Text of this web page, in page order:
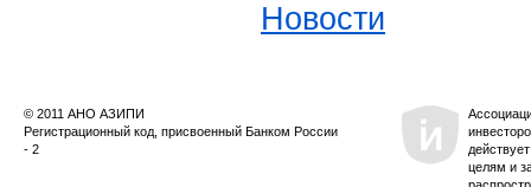
Новости
© 2011 АНО АЗИПИ
Регистрационный код, присвоенный Банком России
- 2
целям и